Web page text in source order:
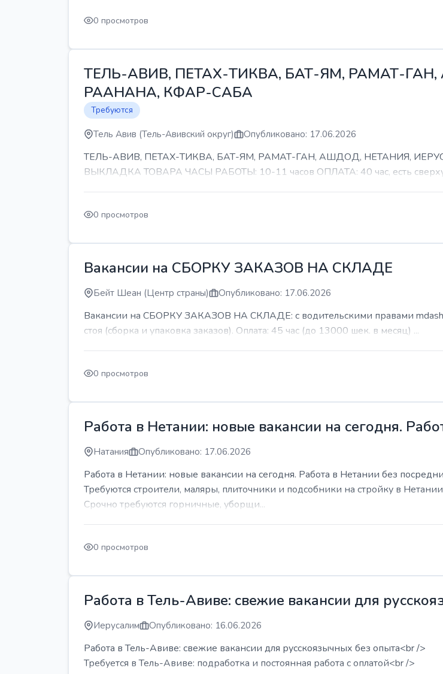
0 просмотров
ТЕЛЬ-АВИВ, ПЕТАХ-ТИКВА, БАТ-ЯМ, РАМАТ-
РААНАНА, КФАР-САБА
Требуются
Тель Авив (Тель-Авивский округ) Опубликовано: 17.06.2026
ТЕЛЬ-АВИВ, ПЕТАХ-ТИКВА, БАТ-ЯМ, РАМАТ-ГАН, АШДОД, НЕТАНИЯ,
ВЫКЛАДКА ТОВАРА ЧАСЫ РАБОТЫ: 10-11 часов ОПЛАТА: 40 час, есть
0 просмотров
Вакансии на СБОРКУ ЗАКАЗОВ НА СКЛАДЕ
Бейт Шеан (Центр страны) Опубликовано: 17.06.2026
Вакансии на СБОРКУ ЗАКАЗОВ НА СКЛАДЕ: с водительскими правами mdash;
стоя (сборка и упаковка заказов). Оплата: 45 час (до 13000 шек. в месяц) ...
0 просмотров
Работа в Нетании: новые вакансии на сегодня.
Натания Опубликовано: 17.06.2026
Работа в Нетании: новые вакансии на сегодня. Работа в Нетании без
Требуются строители, маляры, плиточники и подсобники на стройку в
Срочно требуются горничные, уборщи...
0 просмотров
Работа в Тель-Авиве: свежие вакансии для
Иерусалим Опубликовано: 16.06.2026
Работа в Тель-Авиве: свежие вакансии для русскоязычных без опыта<br />
Требуется в Тель-Авиве: подработка и постоянная работа с оплатой<br />